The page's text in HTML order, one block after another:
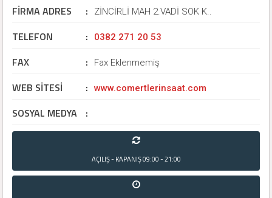
FİRMA ADRES : ZİNCİRLİ MAH 2.VADİ SOK K..
TELEFON : 0382 271 20 53
FAX : Fax Eklenmemiş
WEB SİTESİ : www.comertlerinsaat.com
SOSYAL MEDYA :
AÇILIŞ - KAPANIŞ09:00 - 21:00